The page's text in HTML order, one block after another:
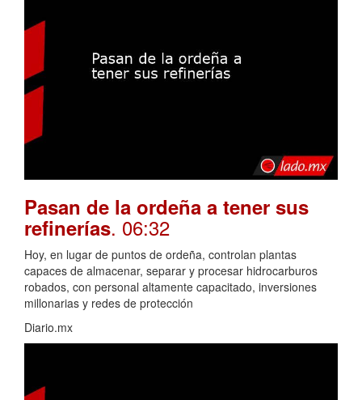
Pasan de la ordeña a tener sus
refinerías. 06:32
Hoy, en lugar de puntos de ordeña, controlan plantas
capaces de almacenar, separar y procesar hidrocarburos
robados, con personal altamente capacitado, inversiones
millonarias y redes de protección
Diario.mx